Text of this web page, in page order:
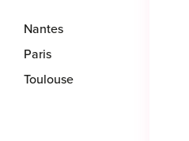
Nantes
Paris
Toulouse